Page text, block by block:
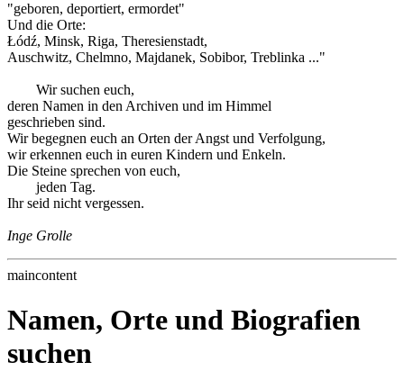
"geboren, deportiert, ermordet"
Und die Orte:
Łódź, Minsk, Riga, Theresienstadt,
Auschwitz, Chelmno, Majdanek, Sobibor, Treblinka ..."
Wir suchen euch,
deren Namen in den Archiven und im Himmel
geschrieben sind.
Wir begegnen euch an Orten der Angst und Verfolgung,
wir erkennen euch in euren Kindern und Enkeln.
Die Steine sprechen von euch,
jeden Tag.
Ihr seid nicht vergessen.
Inge Grolle
maincontent
Namen, Orte und Biografien
suchen